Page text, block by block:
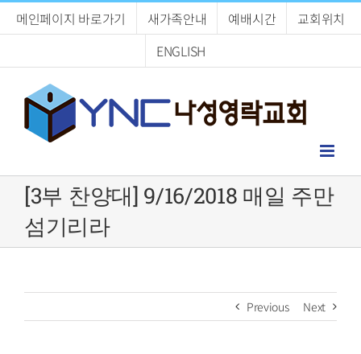
메인페이지 바로가기 새가족안내 예배시간
교회위치
ENGLISH
[3부 찬양대] 9/16/2018 매일 주만
섬기리라
Previous Next